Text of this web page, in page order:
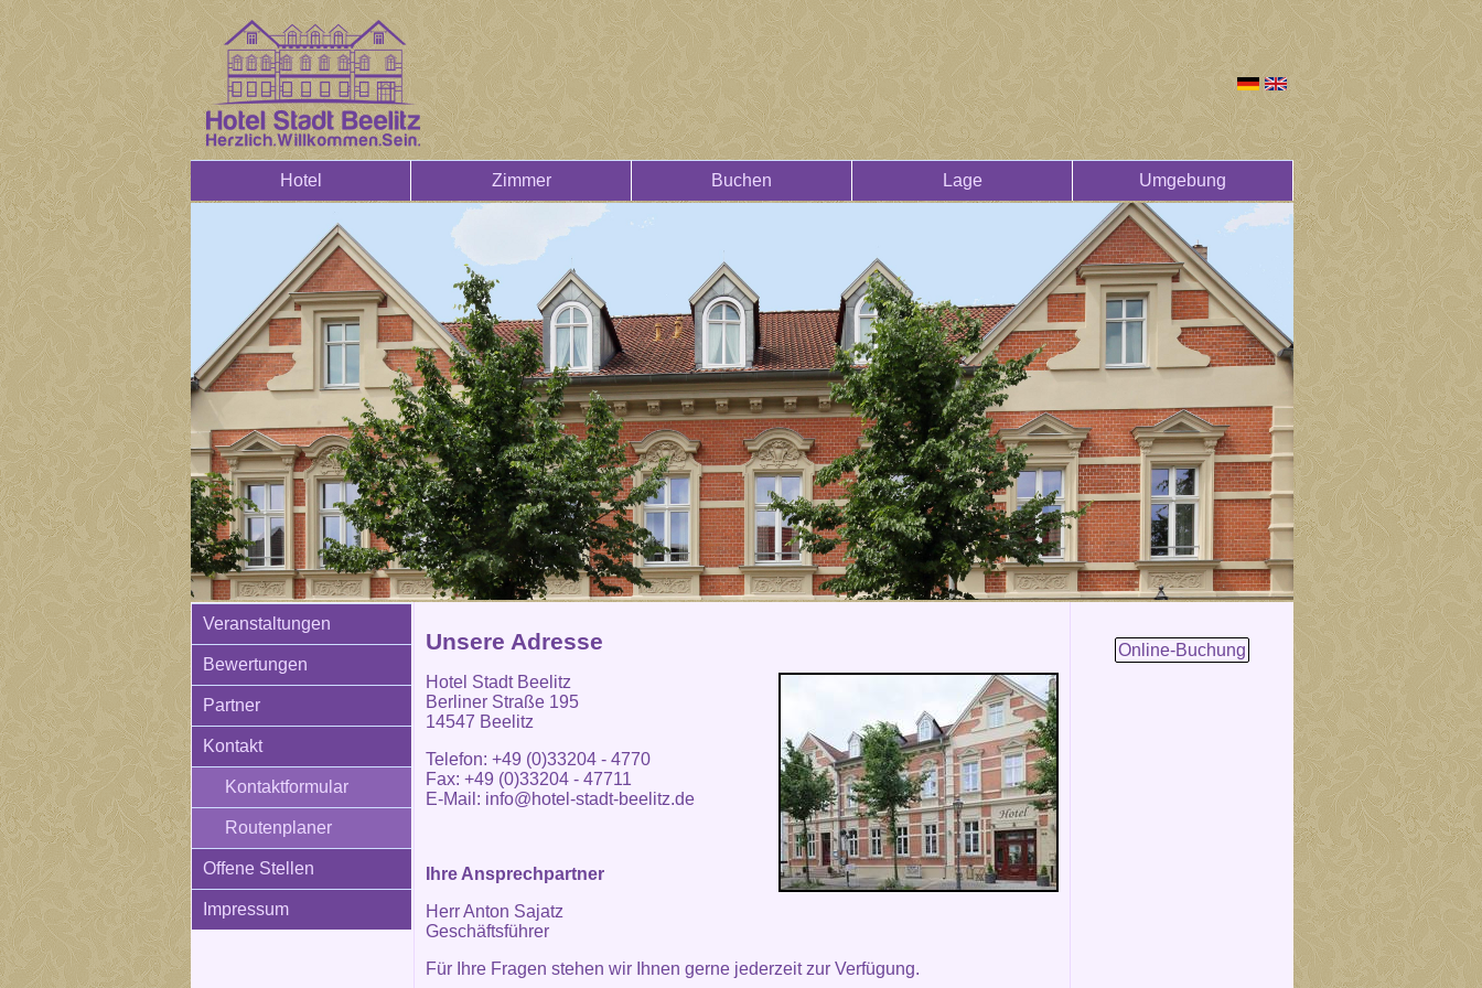
Hotel Zimmer Buchen Lage Umgebung
Veranstaltungen
Bewertungen
Partner
Kontakt
Kontaktformular
Routenplaner
Offene Stellen
Impressum
Unsere Adresse
Hotel Stadt Beelitz
Berliner Straße 195
14547 Beelitz
Telefon: +49 (0)33204 - 4770
Fax: +49 (0)33204 - 47711
E-Mail: info@hotel-stadt-beelitz.de
Ihre Ansprechpartner
Herr Anton Sajatz
Geschäftsführer
Für Ihre Fragen stehen wir Ihnen gerne jederzeit zur Verfügung.
Online-Buchung